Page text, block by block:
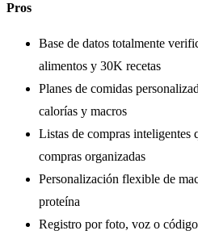
Pros
Base de datos totalmente
alimentos y 30K recetas
Planes de comidas
calorías y macros
Listas de compras inteligentes
compras organizadas
Personalización flexible de
proteína
Registro por foto, voz o